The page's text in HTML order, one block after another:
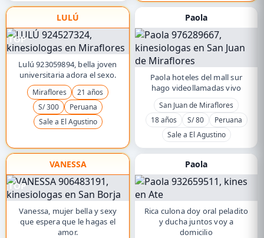
LULÚ
TOP
Lulú 923059894, bella joven
universitaria adora el sexo.
Miraflores
21 años
S/ 300
Peruana
Sale a El Agustino
Paola
Paola hoteles del mall sur
hago videollamadas vivo
San Juan de Miraflores
18 años
S/ 80
Peruana
Sale a El Agustino
VANESSA
TOP
Vanessa, mujer bella y sexy
que espera que le hagas el
amor.
Paola
Rica culona doy oral peladito
y ducha juntos voy a
domicilio